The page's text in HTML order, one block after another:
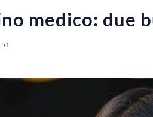
medico: due